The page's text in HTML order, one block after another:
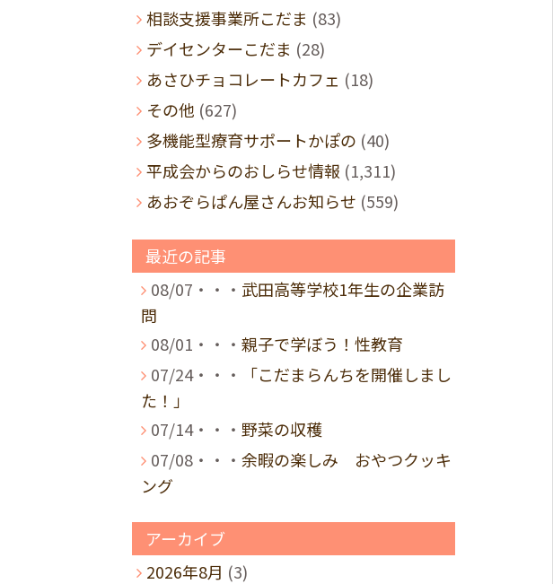
相談支援事業所こだま (83)
デイセンターこだま (28)
あさひチョコレートカフェ (18)
その他 (627)
多機能型療育サポートかぽの (40)
平成会からのおしらせ情報 (1,311)
あおぞらぱん屋さんお知らせ (559)
最近の記事
08/07・・・ 武田高等学校1年生の企業訪
問
08/01・・・ 親子で学ぼう！性教育
07/24・・・
「こだまらんちを開催しまし
た！」
07/14・・・ 野菜の収穫
07/08・・・ 余暇の楽しみ おやつクッキ
ング
アーカイブ
2026年8月 (3)